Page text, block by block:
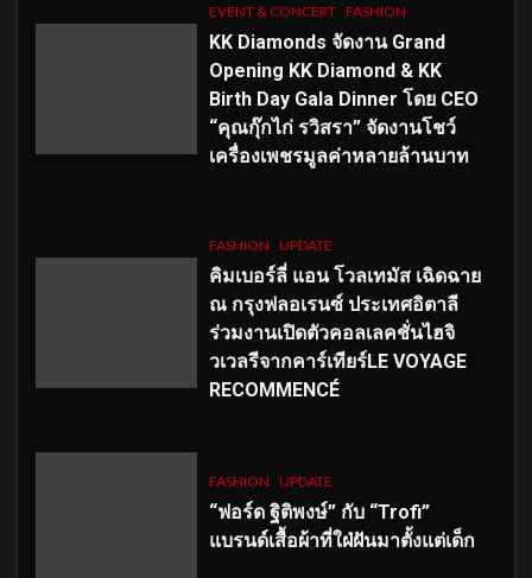
EVENT & CONCERT FASHION
KK Diamonds จัดงาน Grand
Opening KK Diamond & KK
Birth Day Gala Dinner โดย CEO
“คุณกุ๊กไก่ รวิสรา” จัดงานโชว์
เครื่องเพชรมูลค่าหลายล้านบาท
FASHION UPDATE
คิมเบอร์ลี่ แอน โวลเทมัส เฉิดฉาย
ณ กรุงฟลอเรนซ์ ประเทศอิตาลี
ร่วมงานเปิดตัวคอลเลคชั่นไฮจิ
วเวลรีจากคาร์เทียร์LE VOYAGE
RECOMMENCÉ
FASHION UPDATE
“ฟอร์ด ฐิติพงษ์” กับ “Trofi”
แบรนด์เสื้อผ้าที่ใฝ่ฝันมาตั้งแต่เด็ก